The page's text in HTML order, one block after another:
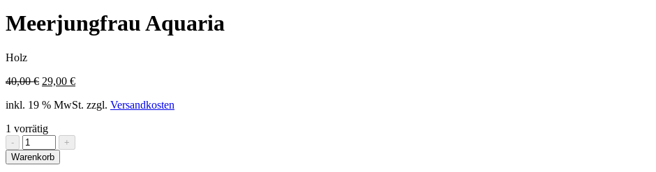
Meerjungfrau Aquaria
Holz
40,00€ Ursprünglicher
war:
29,00 €Aktueller
ist:
inkl. 19 % MwSt. zzgl. Versandkosten
1 vorrätig
-
Meerjungfrau
Aquaria
Menge
+
Warenkorb